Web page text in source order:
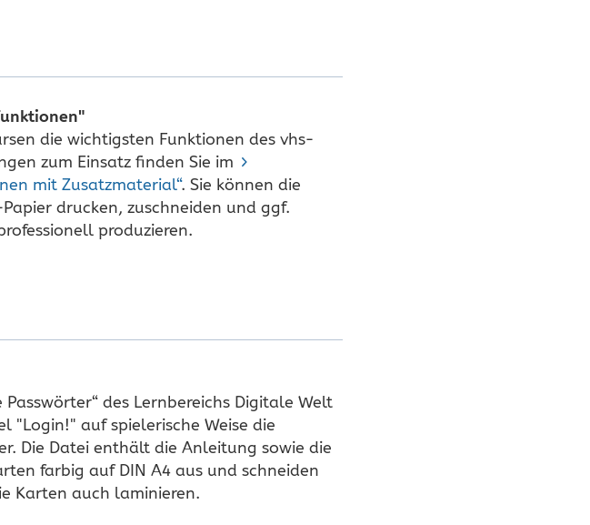
die wichtigsten Funktionen des vhs-
zum Einsatz finden Sie im
mit Zusatzmaterial“. Sie können die
drucken, zuschneiden und ggf.
produzieren.
des Lernbereichs Digitale Welt
"Login!" auf spielerische Weise die
Die Datei enthält die Anleitung sowie die
farbig auf DIN A4 aus und schneiden
Karten auch laminieren.